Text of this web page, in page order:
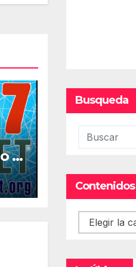
la
Busqueda
Contenidos
Contenidos